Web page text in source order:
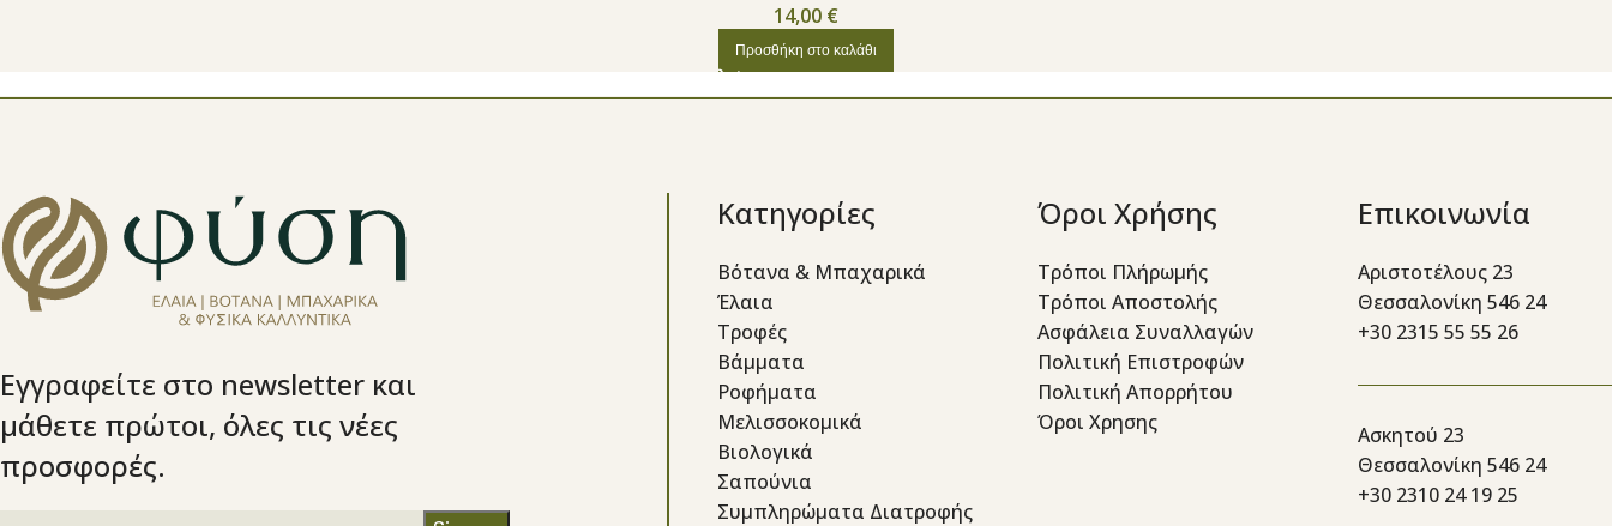
14,00 €
Προσθήκη στο καλάθι
Εγγραφείτε στο newsletter και
μάθετε πρώτοι, όλες τις νέες
προσφορές.
Κατηγορίες
Βότανα & Μπαχαρικά
Έλαια
Τροφές
Βάμματα
Ροφήματα
Μελισσοκομικά
Βιολογικά
Σαπούνια
Συμπληρώματα Διατροφής
Όροι Χρήσης
Τρόποι Πλήρωμής
Τρόποι Αποστολής
Ασφάλεια Συναλλαγών
Πολιτική Επιστροφών
Πολιτική Απορρήτου
Όροι Χρησης
Επικοινωνία
Αριστοτέλους 23
Θεσσαλονίκη 546 24
+30 2315 55 55 26
Ασκητού 23
Θεσσαλονίκη 546 24
+30 2310 24 19 25